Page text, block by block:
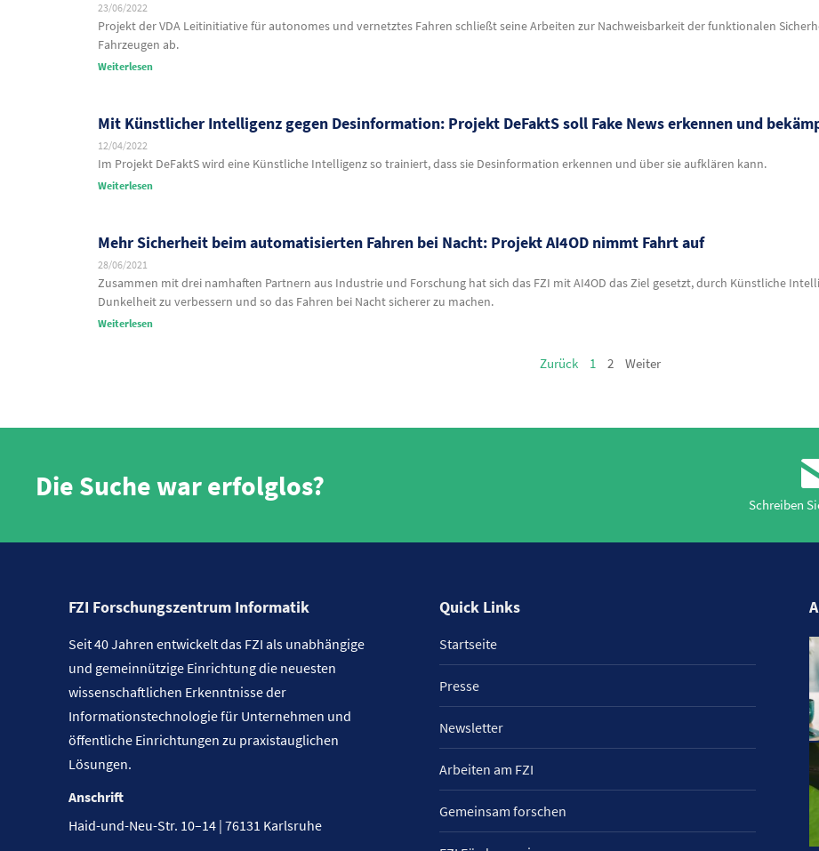
23/06/2022
Projekt der VDA Leitinitiative für autonomes und vernetztes Fahren schließt seine Arbeiten zur Nachweisbarkeit der funktionalen
Fahrzeugen ab.
Weiterlesen
Mit Künstlicher Intelligenz gegen Desinformation: Projekt DeFaktS soll Fake News erkennen und
12/04/2022
Im Projekt DeFaktS wird eine Künstliche Intelligenz so trainiert, dass sie Desinformation erkennen und über sie aufklären kann.
Weiterlesen
Mehr Sicherheit beim automatisierten Fahren bei Nacht: Projekt AI4OD nimmt Fahrt auf
28/06/2021
Zusammen mit drei namhaften Partnern aus Industrie und Forschung hat sich das FZI mit AI4OD das Ziel gesetzt, durch Künstliche
Dunkelheit zu verbessern und so das Fahren bei Nacht sicherer zu machen.
Weiterlesen
Zurück 1 2 Weiter
Die Suche war erfolglos?
Schreiben
FZI Forschungszentrum Informatik
Seit 40 Jahren entwickelt das FZI als unabhängige
und gemeinnützige Einrichtung die neuesten
wissenschaftlichen Erkenntnisse der
Informationstechnologie für Unternehmen und
öffentliche Einrichtungen zu praxistauglichen
Lösungen.
Anschrift
Haid-und-Neu-Str. 10–14 | 76131 Karlsruhe
Quick Links
Startseite
Presse
Newsletter
Arbeiten am FZI
Gemeinsam forschen